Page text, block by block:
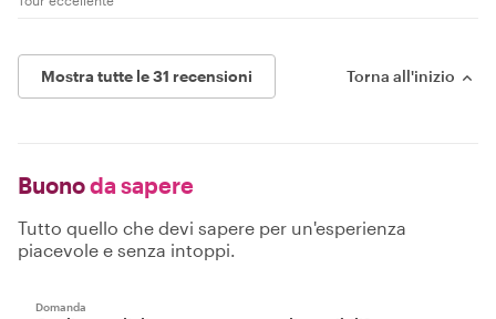
Mostra tutte le 31 recensioni Torna all'inizio
Buonoda sapere
Tutto quello che devi sapere per un'esperienza
piacevole e senza intoppi.
Domanda